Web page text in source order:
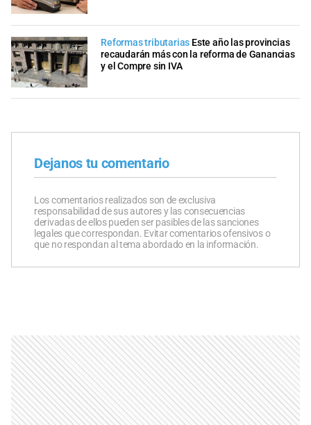
Reformas tributarias Este año las provincias
recaudarán más con la reforma de Ganancias
y el Compre sin IVA
Dejanos tu comentario
Los comentarios realizados son de exclusiva
responsabilidad de sus autores y las consecuencias
derivadas de ellos pueden ser pasibles de las sanciones
legales que correspondan. Evitar comentarios ofensivos o
que no respondan al tema abordado en la información.